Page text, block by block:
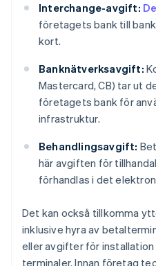
Interchange-avgift:
företagets bank till
kort.
Banknätverksavgift:
Mastercard, CB) tar ut
företagets bank för
infrastruktur.
Behandlingsavgift:
här avgiften för
förhandlas i det
Det kan också tillkomma
inklusive hyra av
eller avgifter för
terminaler. Innan företag